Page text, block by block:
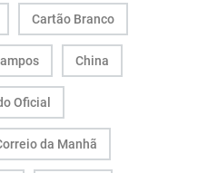
Cartão Branco
China
Oficial
da Manhã